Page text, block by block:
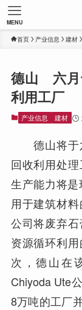
MENU
首页 产业信息 建材
德山 六月
利用工厂
产业信息 建材
德山将于
回收利用处
生产能力将
用于建筑材
公司将废弃
资源循环利
次，德山在
Chiyoda Ute
8万吨的工厂